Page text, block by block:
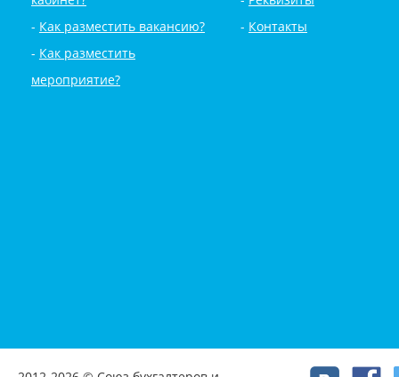
Как разместить вакансию?
Как разместить
мероприятие?
Контакты